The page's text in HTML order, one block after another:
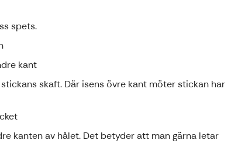
spets.
kant
skaft. Där isens övre kant möter stickan har
kanten av hålet. Det betyder att man gärna letar